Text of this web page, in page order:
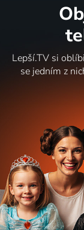
Lepší.TV si
se jedním z